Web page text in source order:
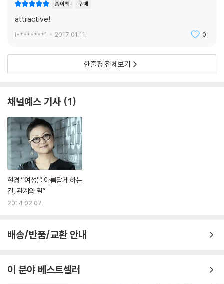
종이책 구매
attractive!
i********1 2017.01.11. 0
한줄평 전체보기
채널예스 기사 1
현경 “여성을 아름답게 하는
건, 관계와 일”
2014.02.07.
배송/반품/교환 안내
이 분야 베스트셀러